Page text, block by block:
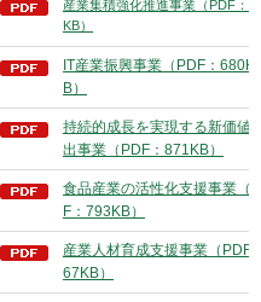
産業集積強化推進事業（PDF：
KB）
IT産業振興事業（PDF：680K
B）
持続的成長を実現する新価値
出事業（PDF：871KB）
食品産業の活性化支援事業（
F：793KB）
産業人材育成支援事業（PDF
67KB）